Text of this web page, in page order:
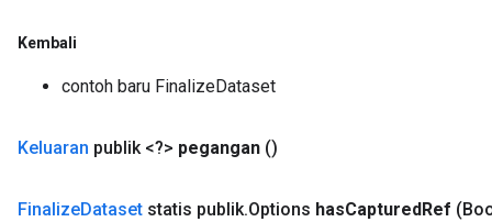
Kembali
contoh baru FinalizeDataset
Keluaran publik <?> pegangan ()
FinalizeDataset statis publik.Options hasCapturedRef